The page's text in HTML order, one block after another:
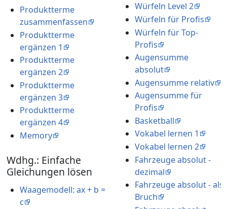
Produktterme
zusammenfassen
Produktterme
ergänzen 1
Produktterme
ergänzen 2
Produktterme
ergänzen 3
Produktterme
ergänzen 4
Memory
Wdhg.: Einfache
Gleichungen lösen
Waagemodell: ax + b =
c
Würfeln Level 2
Würfeln für Profis
Würfeln für Top-
Profis
Augensumme
absolut
Augensumme relativ
Augensumme für
Profis
Basketball
Vokabel lernen 1
Vokabel lernen 2
Fahrzeuge absolut -
dezimal
Fahrzeuge absolut - als
Bruch